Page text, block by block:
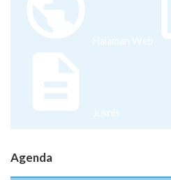
Halaman Web
Juknis
Agenda